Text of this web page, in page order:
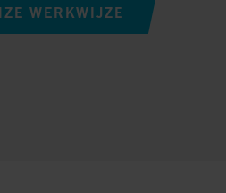
WERKWIJZE